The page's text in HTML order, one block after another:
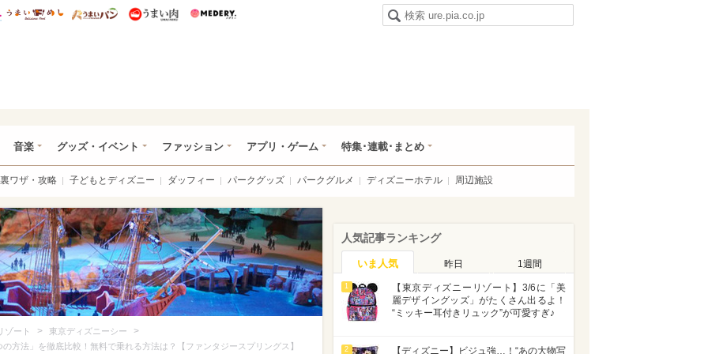
研 ディズニー特集
mimot. うまいめし うまいパン うまい肉
音楽 グッズ・イベント ファッション アプリ・ゲーム 特集･連載･まとめ
裏ワザ・攻略 子どもとディズニー ダッフィー パークグッズ パークグルメ ディズニーホテル 周辺施設
ゾート > 東京ディズニーシー >
方法」を徹底比較！無料で乗れる方法は？【ファンタジースプリングス】
人気記事ランキング
いま人気 昨日 1週間
1
【東京ディズニーリゾート】3/6に「美
麗デザイングッズ」がたくさん出るよ！
“ミッキー耳付きリュック”が可愛すぎ♪
2 【ディズニー】ビジュ強…！“あの大物写